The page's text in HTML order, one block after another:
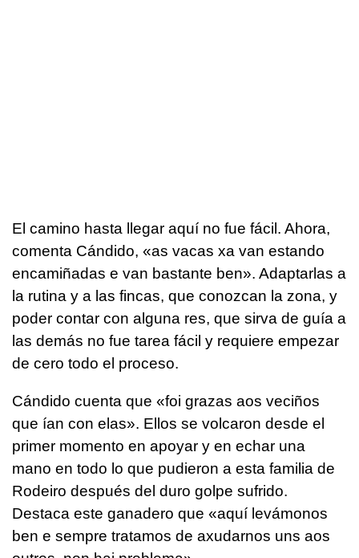
El camino hasta llegar aquí no fue fácil. Ahora,
comenta Cándido, «as vacas xa van estando
encamiñadas e van bastante ben». Adaptarlas a
la rutina y a las fincas, que conozcan la zona, y
poder contar con alguna res, que sirva de guía a
las demás no fue tarea fácil y requiere empezar
de cero todo el proceso.
Cándido cuenta que «foi grazas aos veciños
que ían con elas». Ellos se volcaron desde el
primer momento en apoyar y en echar una
mano en todo lo que pudieron a esta familia de
Rodeiro después del duro golpe sufrido.
Destaca este ganadero que «aquí levámonos
ben e sempre tratamos de axudarnos uns aos